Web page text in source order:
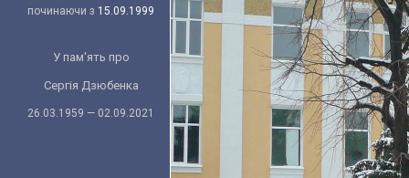
починаючи з 15.09.1999
У пам'ять про
Сергія Дзюбенка
26.03.1959 — 02.09.2021